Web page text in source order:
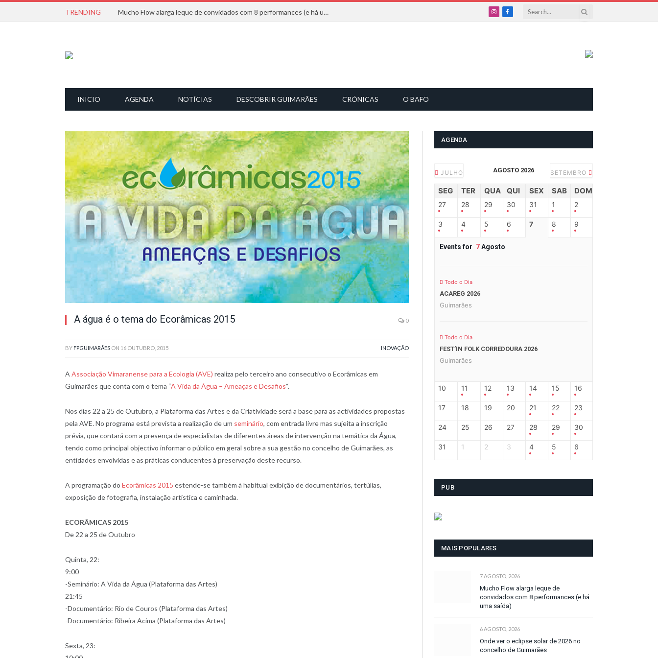
TRENDING Mucho Flow alarga leque de convidados com 8 performances (e há uma saída)
InstagramFacebook
INICIO AGENDA NOTÍCIAS DESCOBRIR GUIMARÃES CRÓNICAS O BAFO
A água é o tema do Ecorâmicas 2015 0
BY FPGUIMARÃES ON 16 OUTUBRO, 2015 INOVAÇÃO
A Associação Vimaranense para a Ecologia (AVE) realiza pelo terceiro ano consecutivo o Ecorâmicas em
Guimarães que conta com o tema “A Vida da Água – Ameaças e Desafios“.
Nos dias 22 a 25 de Outubro, a Plataforma das Artes e da Criatividade será a base para as actividades propostas
pela AVE. No programa está prevista a realização de um seminário, com entrada livre mas sujeita a inscrição
prévia, que contará com a presença de especialistas de diferentes áreas de intervenção na temática da Água,
tendo como principal objectivo informar o público em geral sobre a sua gestão no concelho de Guimarães, as
entidades envolvidas e as práticas conducentes à preservação deste recurso.
A programação do Ecorâmicas 2015 estende-se também à habitual exibição de documentários, tertúlias,
exposição de fotografia, instalação artística e caminhada.
ECORÂMICAS 2015
De 22 a 25 de Outubro
Quinta, 22:
9:00
-Seminário: A Vida da Água (Plataforma das Artes)
21:45
-Documentário: Rio de Couros (Plataforma das Artes)
-Documentário: Ribeira Acima (Plataforma das Artes)
Sexta, 23:
AGENDA
JULHO AGOSTO 2026 SETEMBRO
SEG TER QUA QUI SEX SAB DOM
27 28 29 30 31 1 2
3 4 5 6 7 8 9
Events for 7Agosto
Todo o Dia
ACAREG 2026
Guimarães
Todo o Dia
FEST’IN FOLK CORREDOURA 2026
Guimarães
10 11 12 13 14 15 16
17 18 19 20 21 22 23
24 25 26 27 28 29 30
31 1 2 3 4 5 6
PUB
MAIS POPULARES
7 AGOSTO, 2026
Mucho Flow alarga leque de
convidados com 8 performances (e há
uma saída)
6 AGOSTO, 2026
Onde ver o eclipse solar de 2026 no
concelho de Guimarães